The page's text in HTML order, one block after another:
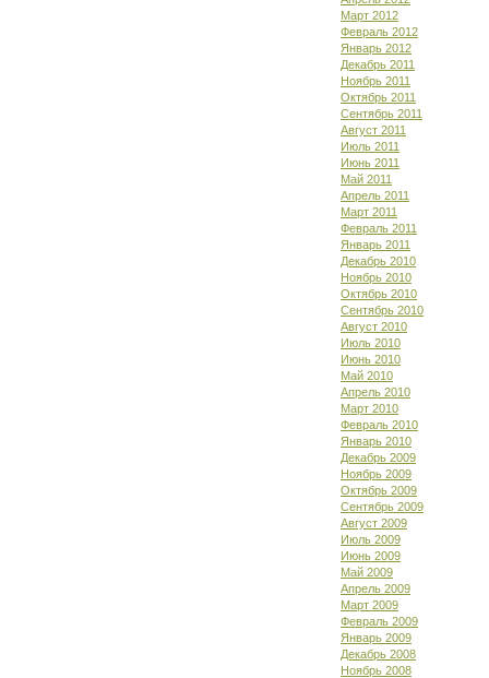
Март 2012
Февраль 2012
Январь 2012
Декабрь 2011
Ноябрь 2011
Октябрь 2011
Сентябрь 2011
Август 2011
Июль 2011
Июнь 2011
Май 2011
Апрель 2011
Март 2011
Февраль 2011
Январь 2011
Декабрь 2010
Ноябрь 2010
Октябрь 2010
Сентябрь 2010
Август 2010
Июль 2010
Июнь 2010
Май 2010
Апрель 2010
Март 2010
Февраль 2010
Январь 2010
Декабрь 2009
Ноябрь 2009
Октябрь 2009
Сентябрь 2009
Август 2009
Июль 2009
Июнь 2009
Май 2009
Апрель 2009
Март 2009
Февраль 2009
Январь 2009
Декабрь 2008
Ноябрь 2008